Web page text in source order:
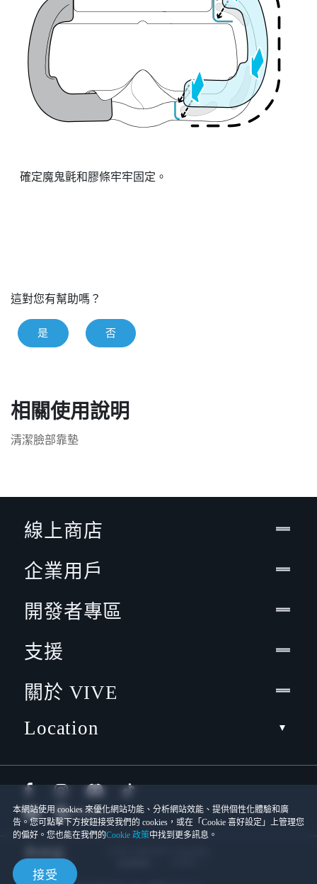
確定魔鬼氈和膠條牢牢固定。
這對您有幫助嗎？
是 否
相關使用說明
清潔臉部靠墊
本網站使用 cookies 來優化網站功能、分析網站效能、提供個性化體驗和廣
告。您可點擊下方按鈕接受我們的 cookies，或在「Cookie 喜好設定」上管理您
的偏好。您也能在我們的Cookie 政策中找到更多訊息。
接受
線上商店
企業用戶
開發者專區
支援
關於 VIVE
Location